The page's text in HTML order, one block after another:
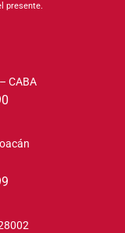
presente.
CABA